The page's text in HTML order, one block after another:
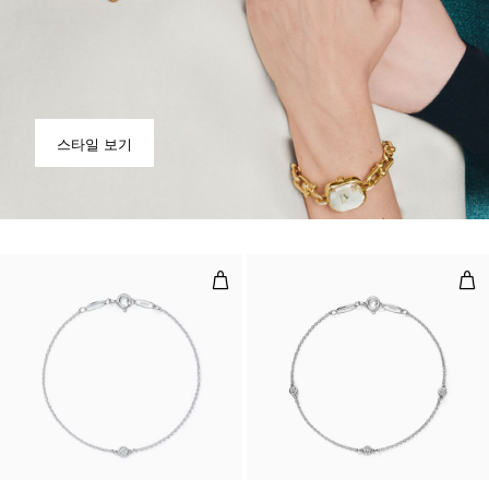
스타일 보기
다이아몬드 바이 더 야드™ 브레이다